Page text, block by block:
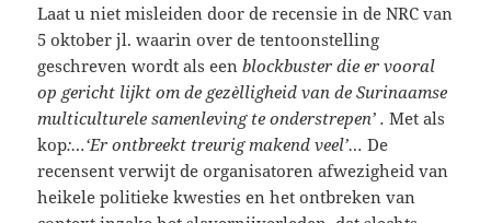
Laat u niet misleiden door de recensie in de NRC van
5 oktober jl. waarin over de tentoonstelling
geschreven wordt als eenblockbuster die er vooral
op gericht lijkt om de gezèlligheid van de Surinaamse
multiculturele samenleving te onderstrepen’ .Met als
kop:…‘Er ontbreekt treurig makend veel’…De
recensent verwijt de organisatoren afwezigheid van
heikele politieke kwesties en het ontbreken van